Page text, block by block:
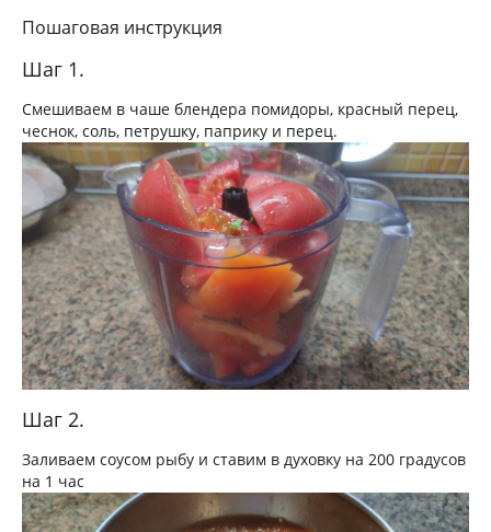
Пошаговая инструкция
Шаг 1.
Смешиваем в чаше блендера помидоры, красный перец,
чеснок, соль, петрушку, паприку и перец.
Шаг 2.
Заливаем соусом рыбу и ставим в духовку на 200 градусов
на 1 час